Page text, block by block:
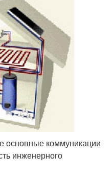
основные коммуникации
инженерного